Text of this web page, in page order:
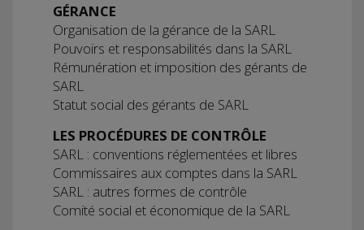
GÉRANCE
Organisation de la gérance de la SARL
Pouvoirs et responsabilités dans la SARL
Rémunération et imposition des gérants de
SARL
Statut social des gérants de SARL
LES PROCÉDURES DE CONTRÔLE
SARL : conventions réglementées et libres
Commissaires aux comptes dans la SARL
SARL : autres formes de contrôle
Comité social et économique de la SARL